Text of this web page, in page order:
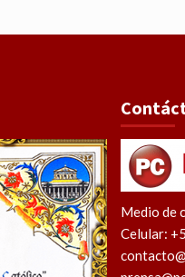
Medio de
Celular: